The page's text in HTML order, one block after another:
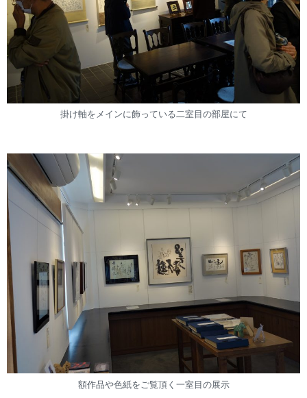
掛け軸をメインに飾っている二室目の部屋にて
額作品や色紙をご覧頂く一室目の展示